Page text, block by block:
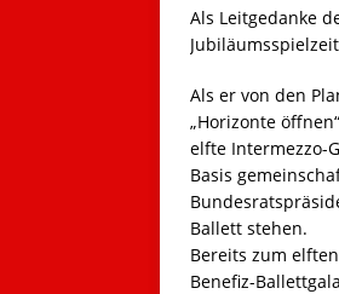
Als Leitgedanke
Als er von den
„Horizonte
elfte Intermezzo-
Basis
Ballett stehen.
Bereits zum
Benefiz-